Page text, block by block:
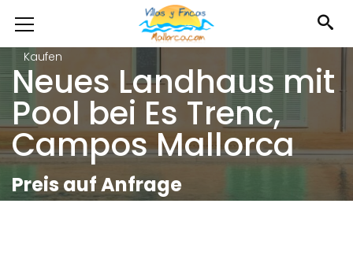
Kaufen
Neues Landhaus mit
Pool bei Es Trenc,
Campos Mallorca
Preis auf Anfrage